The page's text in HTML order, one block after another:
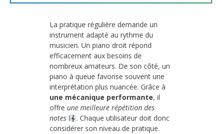
La pratique régulière demande un
instrument adapté au rythme du
musicien. Un piano droit répond
efficacement aux besoins de
nombreux amateurs. De son côté, un
piano à queue favorise souvent une
interprétation plus nuancée. Grâce à
une mécanique performante, il
offre une meilleure répétition des
notes
. Chaque utilisateur doit donc
considérer son niveau de pratique.